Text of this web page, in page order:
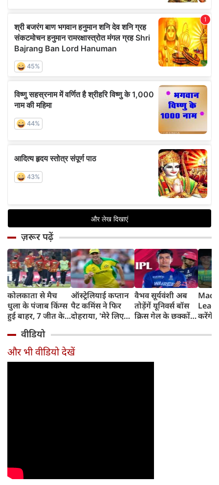
ज़रूर पढ़ें
कोलकाता से मैच
धुला के पंजाब किंग्स
हुई बाहर, 7 जीत के
ऑस्ट्रेलियाई कप्तान
पैट कमिंस ने फिर
दोहराया, 'मेरे लिए
वैभव सूर्यवंशी अब
तोड़ेंगें यूनिवर्स बॉस
क्रिस गेल के छक्कों
करेंगे
टीम में
वीडियो
और भी वीडियो देखें